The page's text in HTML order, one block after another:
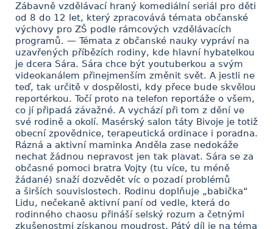
Zábavně vzdělávací hraný komediální seriál pro děti
od 8 do 12 let, který zpracovává témata občanské
výchovy pro ZŠ podle rámcových vzdělávacích
programů. — Témata z občanské nauky vypráví na
uzavřených příbězích rodiny, kde hlavní hybatelkou
je dcera Sára. Sára chce být youtuberkou a svým
videokanálem přinejmenším změnit svět. A jestli ne
teď, tak určitě v dospělosti, kdy přece bude skvělou
reportérkou. Točí proto na telefon reportáže o všem,
co jí připadá závažné. A vychází při tom z dění ve
své rodině a okolí. Masérský salon táty Bivoje je totiž
obecní zpovědnice, terapeutická ordinace i poradna.
Rázná a aktivní maminka Anděla zase nedokáže
nechat žádnou nepravost jen tak plavat. Sára se za
občasné pomoci bratra Vojty (tu více, tu méně
žádané) snaží dozvědět víc o pozadí problémů
a širších souvislostech. Rodinu doplňuje „babička“
Lidu, nečekaně aktivní paní od vedle, která do
rodinného chaosu přináší selský rozum a četnými
zkušenostmi získanou moudrost. Pátý díl je na téma